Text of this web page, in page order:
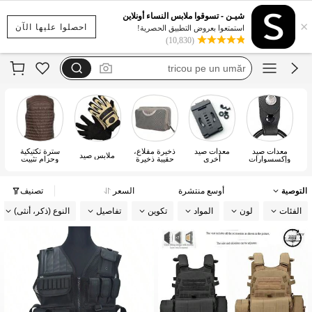
احصلوا عليها الآن ×
شيـن - تسوقوا ملابس النساء أونلاين
استمتعوا بعروض التطبيق الحصرية!
(10,830)
takticky
tricou pe un umăr
vestă blug
airsoft oblečení
معدات صيد
وإكسسوارات
معدات صيد
أخرى
ذخيرة مقلاع،
حقيبة ذخيرة
ملابس صيد
سترة تكتيكية
وحزام تثبيت
التوصية أوسع منتشرة السعر تصنيف
الفئات لون المواد تكوين تفاصيل النوع (ذكر، أنثى)